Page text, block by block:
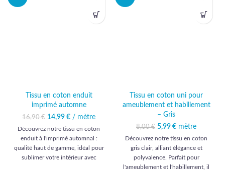
Tissu en coton enduit
imprimé automne
16,90€
Le prix initial était :
16,90 €.
14,99 €
Le prix
actuel est :
14,99 €.
/ mètre
Découvrez notre tissu en coton
enduit à l'imprimé automnal :
qualité haut de gamme, idéal pour
sublimer votre intérieur avec
Tissu en coton uni pour
ameublement et habillement
– Gris
8,00€ Le prix initial était :
5,99 € Le prix actuel
est : 5,99 €.
mètre
Découvrez notre tissu en coton
gris clair, alliant élégance et
polyvalence. Parfait pour
l'ameublement et l'habillement, il